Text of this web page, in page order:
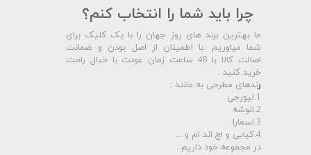
چرا باید شما را انتخاب کنم؟
ما بهترین برند های روز جهان را با یک کلیک برای
شما میاوریم .با اطمینان از اصل بودن و ضمانت
اصالت کالا با 48 ساعت زمان عودت با خیال راحت
خرید کنید :
رندهای مطرحی به مانند :
1.لیورجی
2.انوشه
3.اسمارا
4.کیابی و اچ اند ام و ...
در مجموعه خود داریم .​​​​​​​